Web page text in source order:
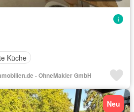
Küche
- OhneMakler GmbH
Neu